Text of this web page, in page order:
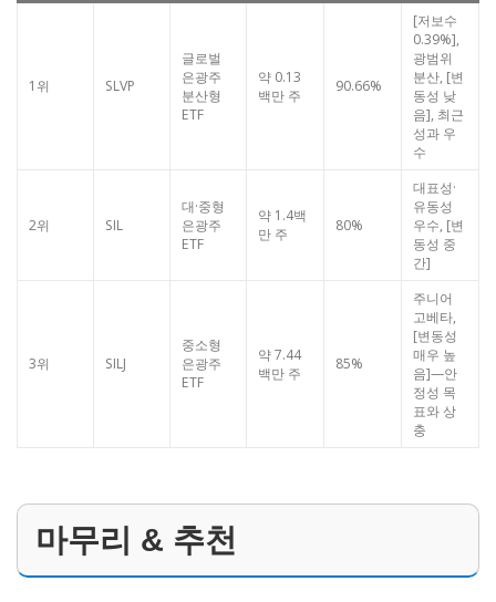
1위 SLVP
글로벌
은광주
분산형
ETF
약 0.13
백만 주
90.66%
[저보수
0.39%],
광범위
분산, [변
동성 낮
음], 최근
성과 우
수
2위 SIL
대·중형
은광주
ETF
약 1.4백
만 주
80%
대표성·
유동성
우수, [변
동성 중
간]
3위 SILJ
중소형
은광주
ETF
약 7.44
백만 주
85%
주니어
고베타,
[변동성
매우 높
음]—안
정성 목
표와 상
충
마무리 & 추천